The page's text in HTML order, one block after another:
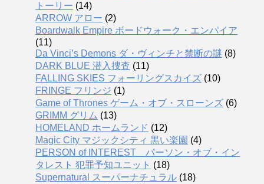
トーリー (14)
ARROW アロー (2)
Boardwalk Empire ボードウォーク・エンパイア
(11)
Da Vinci’s Demons ダ・ヴィンチと禁断の謎 (8)
DARK BLUE 潜入捜査 (11)
FALLING SKIES フォーリングスカイズ (10)
FRINGE フリンジ (1)
Game of Thrones ゲーム・オブ・スローンズ (6)
GRIMM グリム (13)
HOMELAND ホームランド (12)
Magic City マジックシティ 黒い楽園 (4)
PERSON of INTEREST パーソン・オブ・イン
タレスト 犯罪予知ユニット (18)
Supernatural スーパーナチュラル (18)